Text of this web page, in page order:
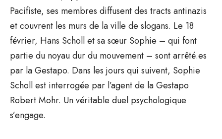
Pacifiste, ses membres diffusent des tracts antinazis
et couvrent les murs de la ville de slogans. Le 18
février, Hans Scholl et sa sœur Sophie – qui font
partie du noyau dur du mouvement – sont arrêté.es
par la Gestapo. Dans les jours qui suivent, Sophie
Scholl est interrogée par l’agent de la Gestapo
Robert Mohr. Un véritable duel psychologique
s’engage.